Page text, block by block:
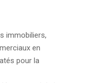
immobiliers,
en
pour la